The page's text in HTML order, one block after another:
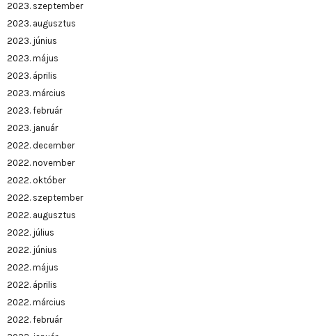
2023. szeptember
2023. augusztus
2023. június
2023. május
2023. április
2023. március
2023. február
2023. január
2022. december
2022. november
2022. október
2022. szeptember
2022. augusztus
2022. július
2022. június
2022. május
2022. április
2022. március
2022. február